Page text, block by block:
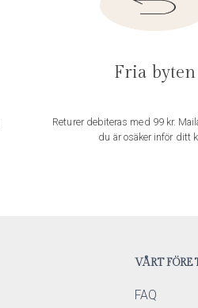
Fria byten
Returer debiteras med 99 kr.
du är osäker inför ditt
VÅRT
FAQ